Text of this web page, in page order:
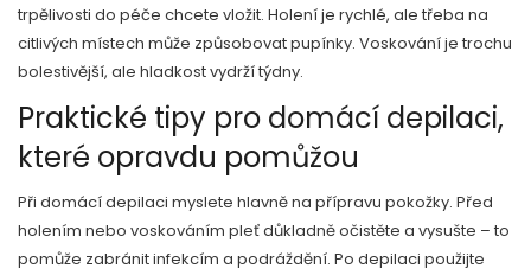
trpělivosti do péče chcete vložit. Holení je rychlé, ale třeba na
citlivých místech může způsobovat pupínky. Voskování je trochu
bolestivější, ale hladkost vydrží týdny.
Praktické tipy pro domácí depilaci,
které opravdu pomůžou
Při domácí depilaci myslete hlavně na přípravu pokožky. Před
holením nebo voskováním pleť důkladně očistěte a vysušte – to
pomůže zabránit infekcím a podráždění. Po depilaci použijte